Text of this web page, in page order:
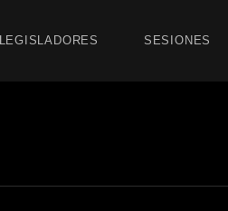
LEGISLADORES SESIONES